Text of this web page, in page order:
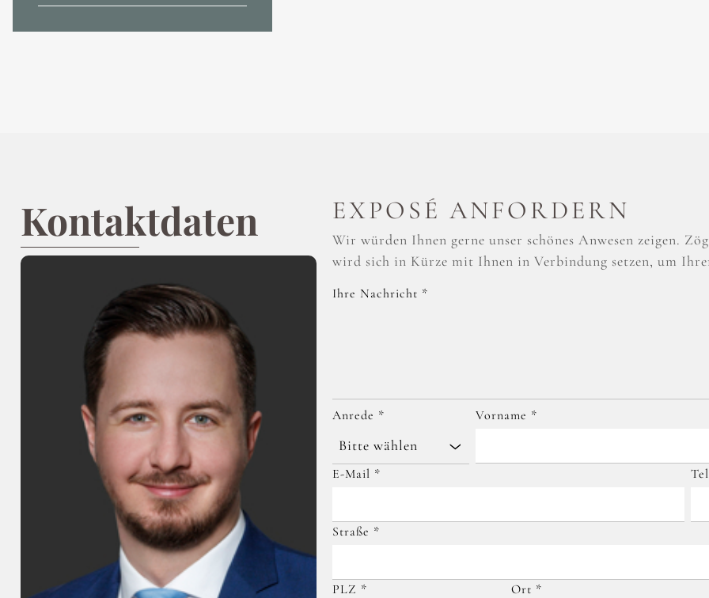
Kontaktdaten EXPOSÉ ANFORDERN
Wir würden Ihnen gerne unser schönes Anwesen zeigen.
wird sich in Kürze mit Ihnen in Verbindung setzen, um
Ihre Nachricht *
Anrede *
Bitte wählen
Vorname *
E-Mail *
Straße *
PLZ * Ort *